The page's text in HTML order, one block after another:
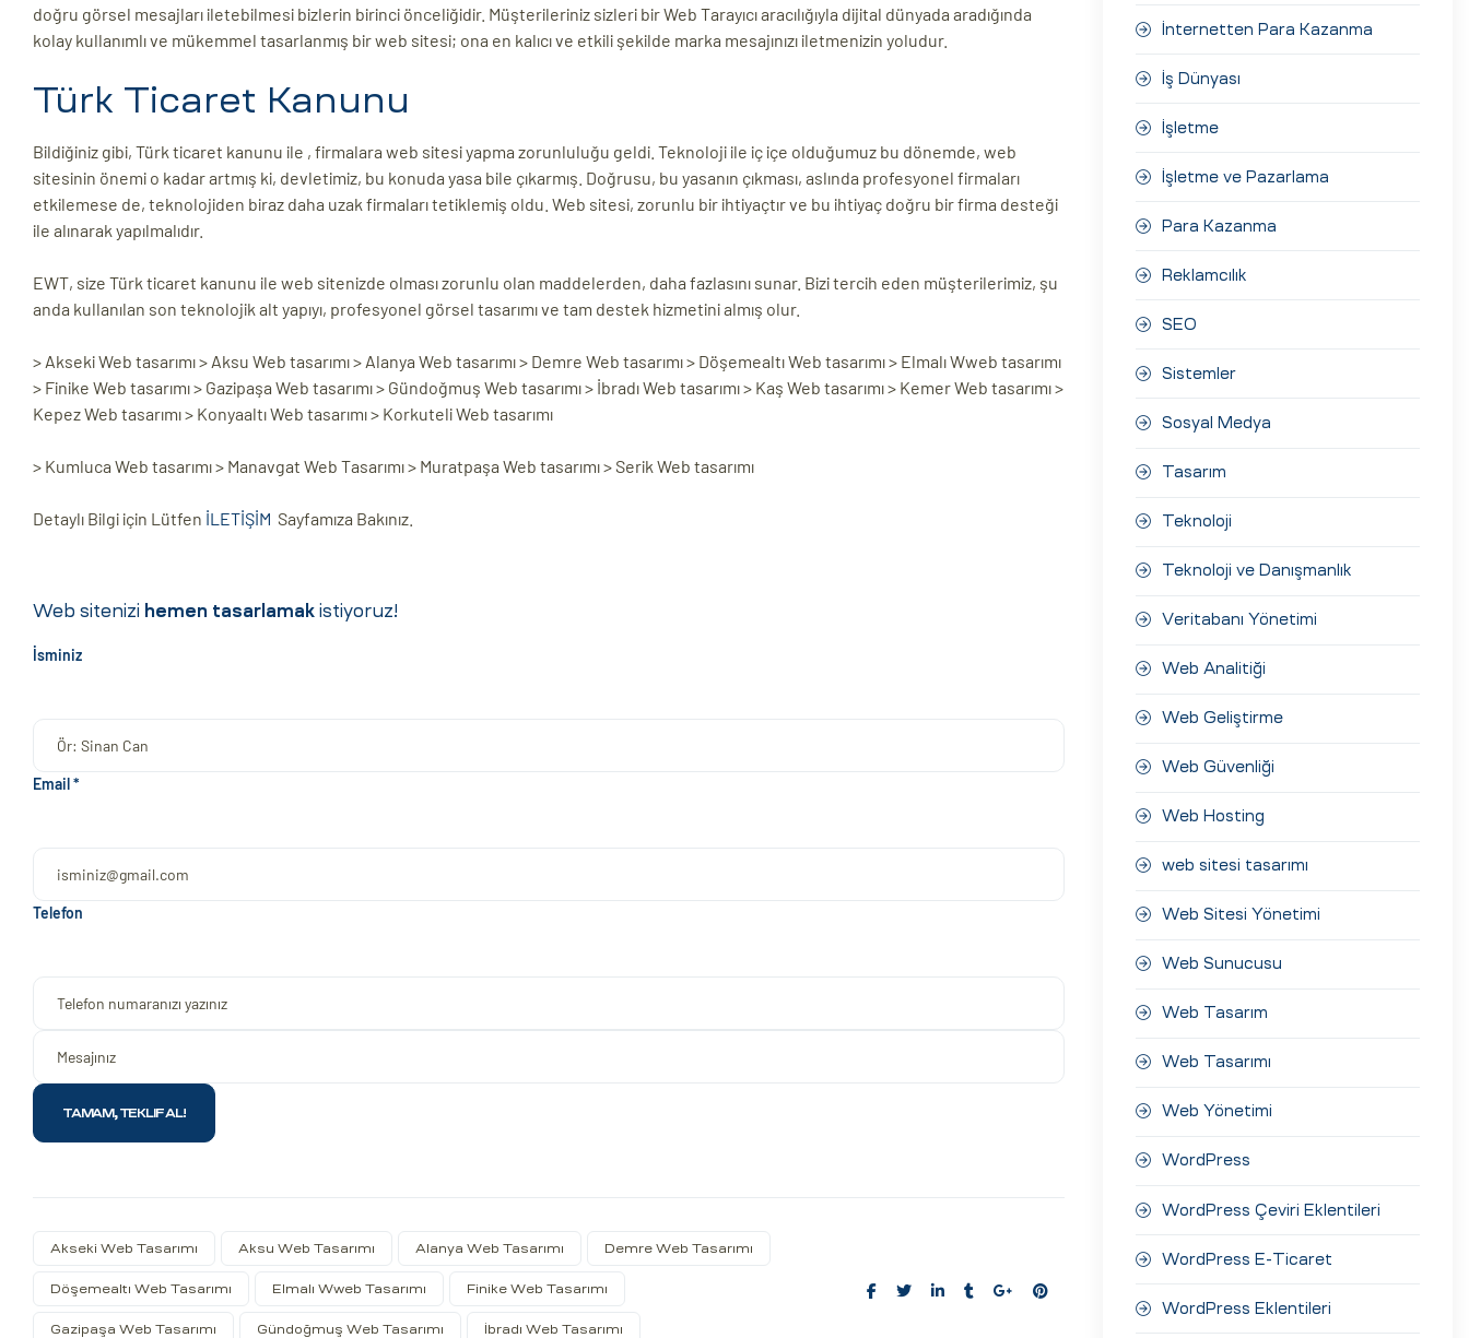
doğru görsel mesajları iletebilmesi bizlerin birinci önceliğidir. Müşterileriniz sizleri bir Web Tarayıcı aracılığıyla dijital dünyada aradığında
kolay kullanımlı ve mükemmel tasarlanmış bir web sitesi; ona en kalıcı ve etkili şekilde marka mesajınızı iletmenizin yoludur.
Türk Ticaret Kanunu
Bildiğiniz gibi, Türk ticaret kanunu ile , firmalara web sitesi yapma zorunluluğu geldi. Teknoloji ile iç içe olduğumuz bu dönemde, web
sitesinin önemi o kadar artmış ki, devletimiz, bu konuda yasa bile çıkarmış. Doğrusu, bu yasanın çıkması, aslında profesyonel firmaları
etkilemese de, teknolojiden biraz daha uzak firmaları tetiklemiş oldu. Web sitesi, zorunlu bir ihtiyaçtır ve bu ihtiyaç doğru bir firma desteği
ile alınarak yapılmalıdır.
EWT, size Türk ticaret kanunu ile web sitenizde olması zorunlu olan maddelerden, daha fazlasını sunar. Bizi tercih eden müşterilerimiz, şu
anda kullanılan son teknolojik alt yapıyı, profesyonel görsel tasarımı ve tam destek hizmetini almış olur.
> Akseki Web tasarımı > Aksu Web tasarımı > Alanya Web tasarımı > Demre Web tasarımı > Döşemealtı Web tasarımı > Elmalı Wweb tasarımı
> Finike Web tasarımı > Gazipaşa Web tasarımı > Gündoğmuş Web tasarımı > İbradı Web tasarımı > Kaş Web tasarımı > Kemer Web tasarımı >
Kepez Web tasarımı > Konyaaltı Web tasarımı > Korkuteli Web tasarımı
> Kumluca Web tasarımı > Manavgat Web Tasarımı > Muratpaşa Web tasarımı > Serik Web tasarımı
Detaylı Bilgi için Lütfen İLETİŞİM Sayfamıza Bakınız.
Web sitenizi hemen tasarlamak istiyoruz!
İsminiz
Email *
Telefon
Akseki Web Tasarımı Aksu Web Tasarımı Alanya Web Tasarımı Demre Web Tasarımı
Döşemealtı Web Tasarımı Elmalı Wweb Tasarımı Finike Web Tasarımı
Gazipaşa Web Tasarımı Gündoğmuş Web Tasarımı İbradı Web Tasarımı
İnternetten Para Kazanma
İş Dünyası
İşletme
İşletme ve Pazarlama
Para Kazanma
Reklamcılık
SEO
Sistemler
Sosyal Medya
Tasarım
Teknoloji
Teknoloji ve Danışmanlık
Veritabanı Yönetimi
Web Analitiği
Web Geliştirme
Web Güvenliği
Web Hosting
web sitesi tasarımı
Web Sitesi Yönetimi
Web Sunucusu
Web Tasarım
Web Tasarımı
Web Yönetimi
WordPress
WordPress Çeviri Eklentileri
WordPress E-Ticaret
WordPress Eklentileri